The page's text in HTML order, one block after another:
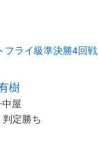
フライ級準決勝4回戦
樹
屋
定勝ち